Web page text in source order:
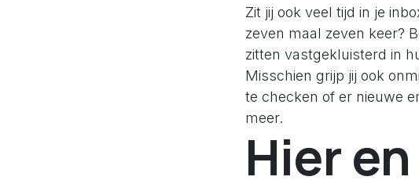
Zit jij ook veel tijd in je
zeven maal zeven keer?
zitten vastgekluisterd in
Misschien grijp jij ook
te checken of er nieuwe
meer.
Hier